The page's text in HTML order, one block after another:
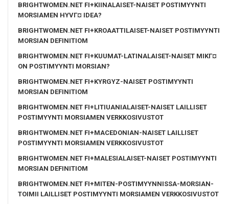
BRIGHTWOMEN.NET FI+KIINALAISET-NAISET POSTIMYYNTI
MORSIAMEN HYVГ¤ IDEA?
BRIGHTWOMEN.NET FI+KROAATTILAISET-NAISET POSTIMYYNTI
MORSIAN DEFINITIOM
BRIGHTWOMEN.NET FI+KUUMAT-LATINALAISET-NAISET MIKГ¤
ON POSTIMYYNTI MORSIAN?
BRIGHTWOMEN.NET FI+KYRGYZ-NAISET POSTIMYYNTI
MORSIAN DEFINITIOM
BRIGHTWOMEN.NET FI+LITIUANIALAISET-NAISET LAILLISET
POSTIMYYNTI MORSIAMEN VERKKOSIVUSTOT
BRIGHTWOMEN.NET FI+MACEDONIAN-NAISET LAILLISET
POSTIMYYNTI MORSIAMEN VERKKOSIVUSTOT
BRIGHTWOMEN.NET FI+MALESIALAISET-NAISET POSTIMYYNTI
MORSIAN DEFINITIOM
BRIGHTWOMEN.NET FI+MITEN-POSTIMYYNNISSA-MORSIAN-
TOIMII LAILLISET POSTIMYYNTI MORSIAMEN VERKKOSIVUSTOT